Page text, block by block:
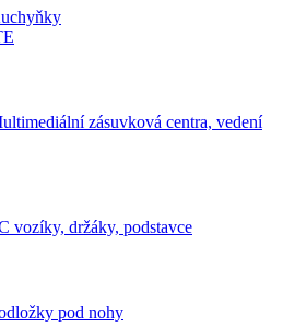
zásuvková centra, vedení
vozíky, držáky, podstavce
pod nohy